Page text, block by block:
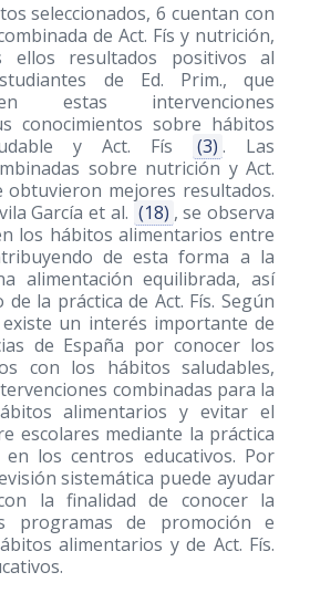
seleccionados, 6 cuentan con
de Act. Fís y nutrición,
ellos resultados positivos al
de Ed. Prim., que
estas intervenciones
conocimientos sobre hábitos
y Act. Fís
(3) . Las
sobre nutrición y Act.
obtuvieron mejores resultados.
García et al. (18) , se observa
los hábitos alimentarios entre
de esta forma a la
alimentación equilibrada, así
la práctica de Act. Fís. Según
existe un interés importante de
de España por conocer los
con los hábitos saludables,
combinadas para la
alimentarios y evitar el
escolares mediante la práctica
los centros educativos. Por
sistemática puede ayudar
la finalidad de conocer la
programas de promoción e
alimentarios y de Act. Fís.